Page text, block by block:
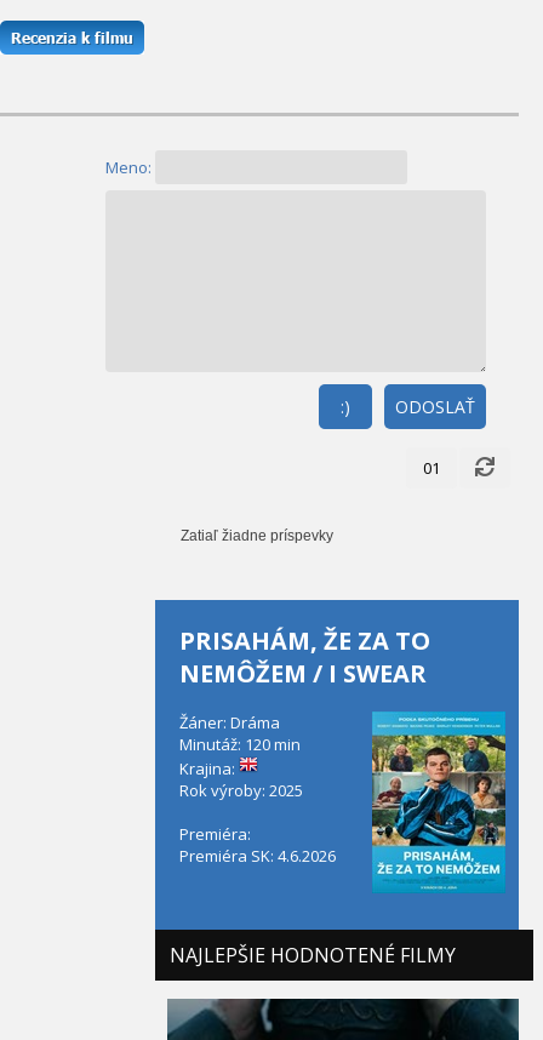
Meno:
ODOSLAŤ
:)
01
Zatiaľ žiadne príspevky
PRISAHÁM, ŽE ZA TO
NEMÔŽEM / I SWEAR
Žáner: Dráma
Minutáž: 120 min
Krajina:
Rok výroby: 2025
Premiéra:
Premiéra SK: 4.6.2026
NAJLEPŠIE HODNOTENÉ FILMY